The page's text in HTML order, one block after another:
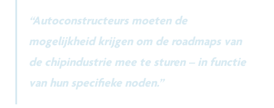
“Autoconstructeurs moeten de
mogelijkheid krijgen om de roadmaps van
de chipindustrie mee te sturen – in functie
van hun specifieke noden.”